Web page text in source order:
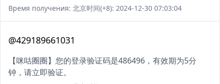
Время получения: 北京时间(+8): 2024-12-30 07:03:04
@429189661031
【咪咕圈圈】您的登录验证码是486496，有效期为5分
钟，请立即验证。